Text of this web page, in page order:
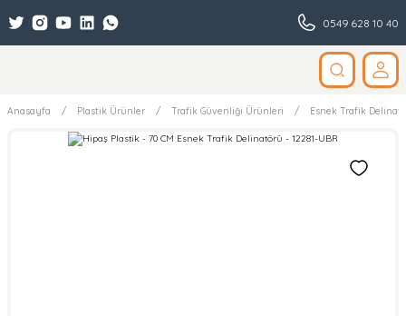
0549 628 10 40
Anasayfa Plastik Ürünler Trafik Güvenliği Ürünleri Esnek Trafik